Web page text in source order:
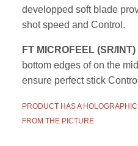
developped soft blade
shot speed and Control.
FT MICROFEEL (SR/INT)
bottom edges of on the
ensure perfect stick
PRODUCT HAS A
FROM THE PICTURE